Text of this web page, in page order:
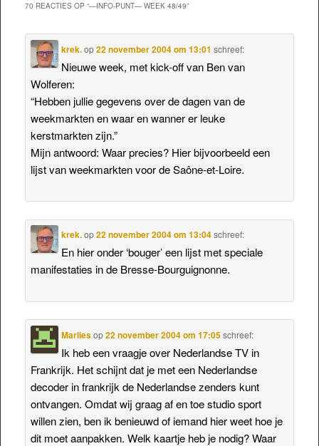
70 REACTIES OP “—INFO-PUNT— WEEK 48/49”
krek.op22 november 2004 om 13:01 schreef:
Nieuwe week, met kick-off van Ben van
Wolferen:
“Hebben jullie gegevens over de dagen van de
weekmarkten en waar en wanner er leuke
kerstmarkten zijn.”
Mijn antwoord: Waar precies? Hier bijvoorbeeld een
lijst van weekmarkten voor de Saône-et-Loire.
krek.op22 november 2004 om 13:04 schreef:
En hier onder ‘bouger’ een lijst met speciale
manifestaties in de Bresse-Bourguignonne.
Marliesop22 november 2004 om 17:05 schreef:
Ik heb een vraagje over Nederlandse TV in
Frankrijk. Het schijnt dat je met een Nederlandse
decoder in frankrijk de Nederlandse zenders kunt
ontvangen. Omdat wij graag af en toe studio sport
willen zien, ben ik benieuwd of iemand hier weet hoe je
dit moet aanpakken. Welk kaartje heb je nodig? Waar